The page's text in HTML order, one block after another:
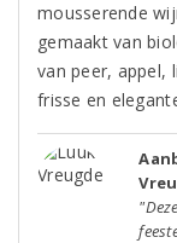
mousserende
gemaakt van
van peer, appel,
frisse en